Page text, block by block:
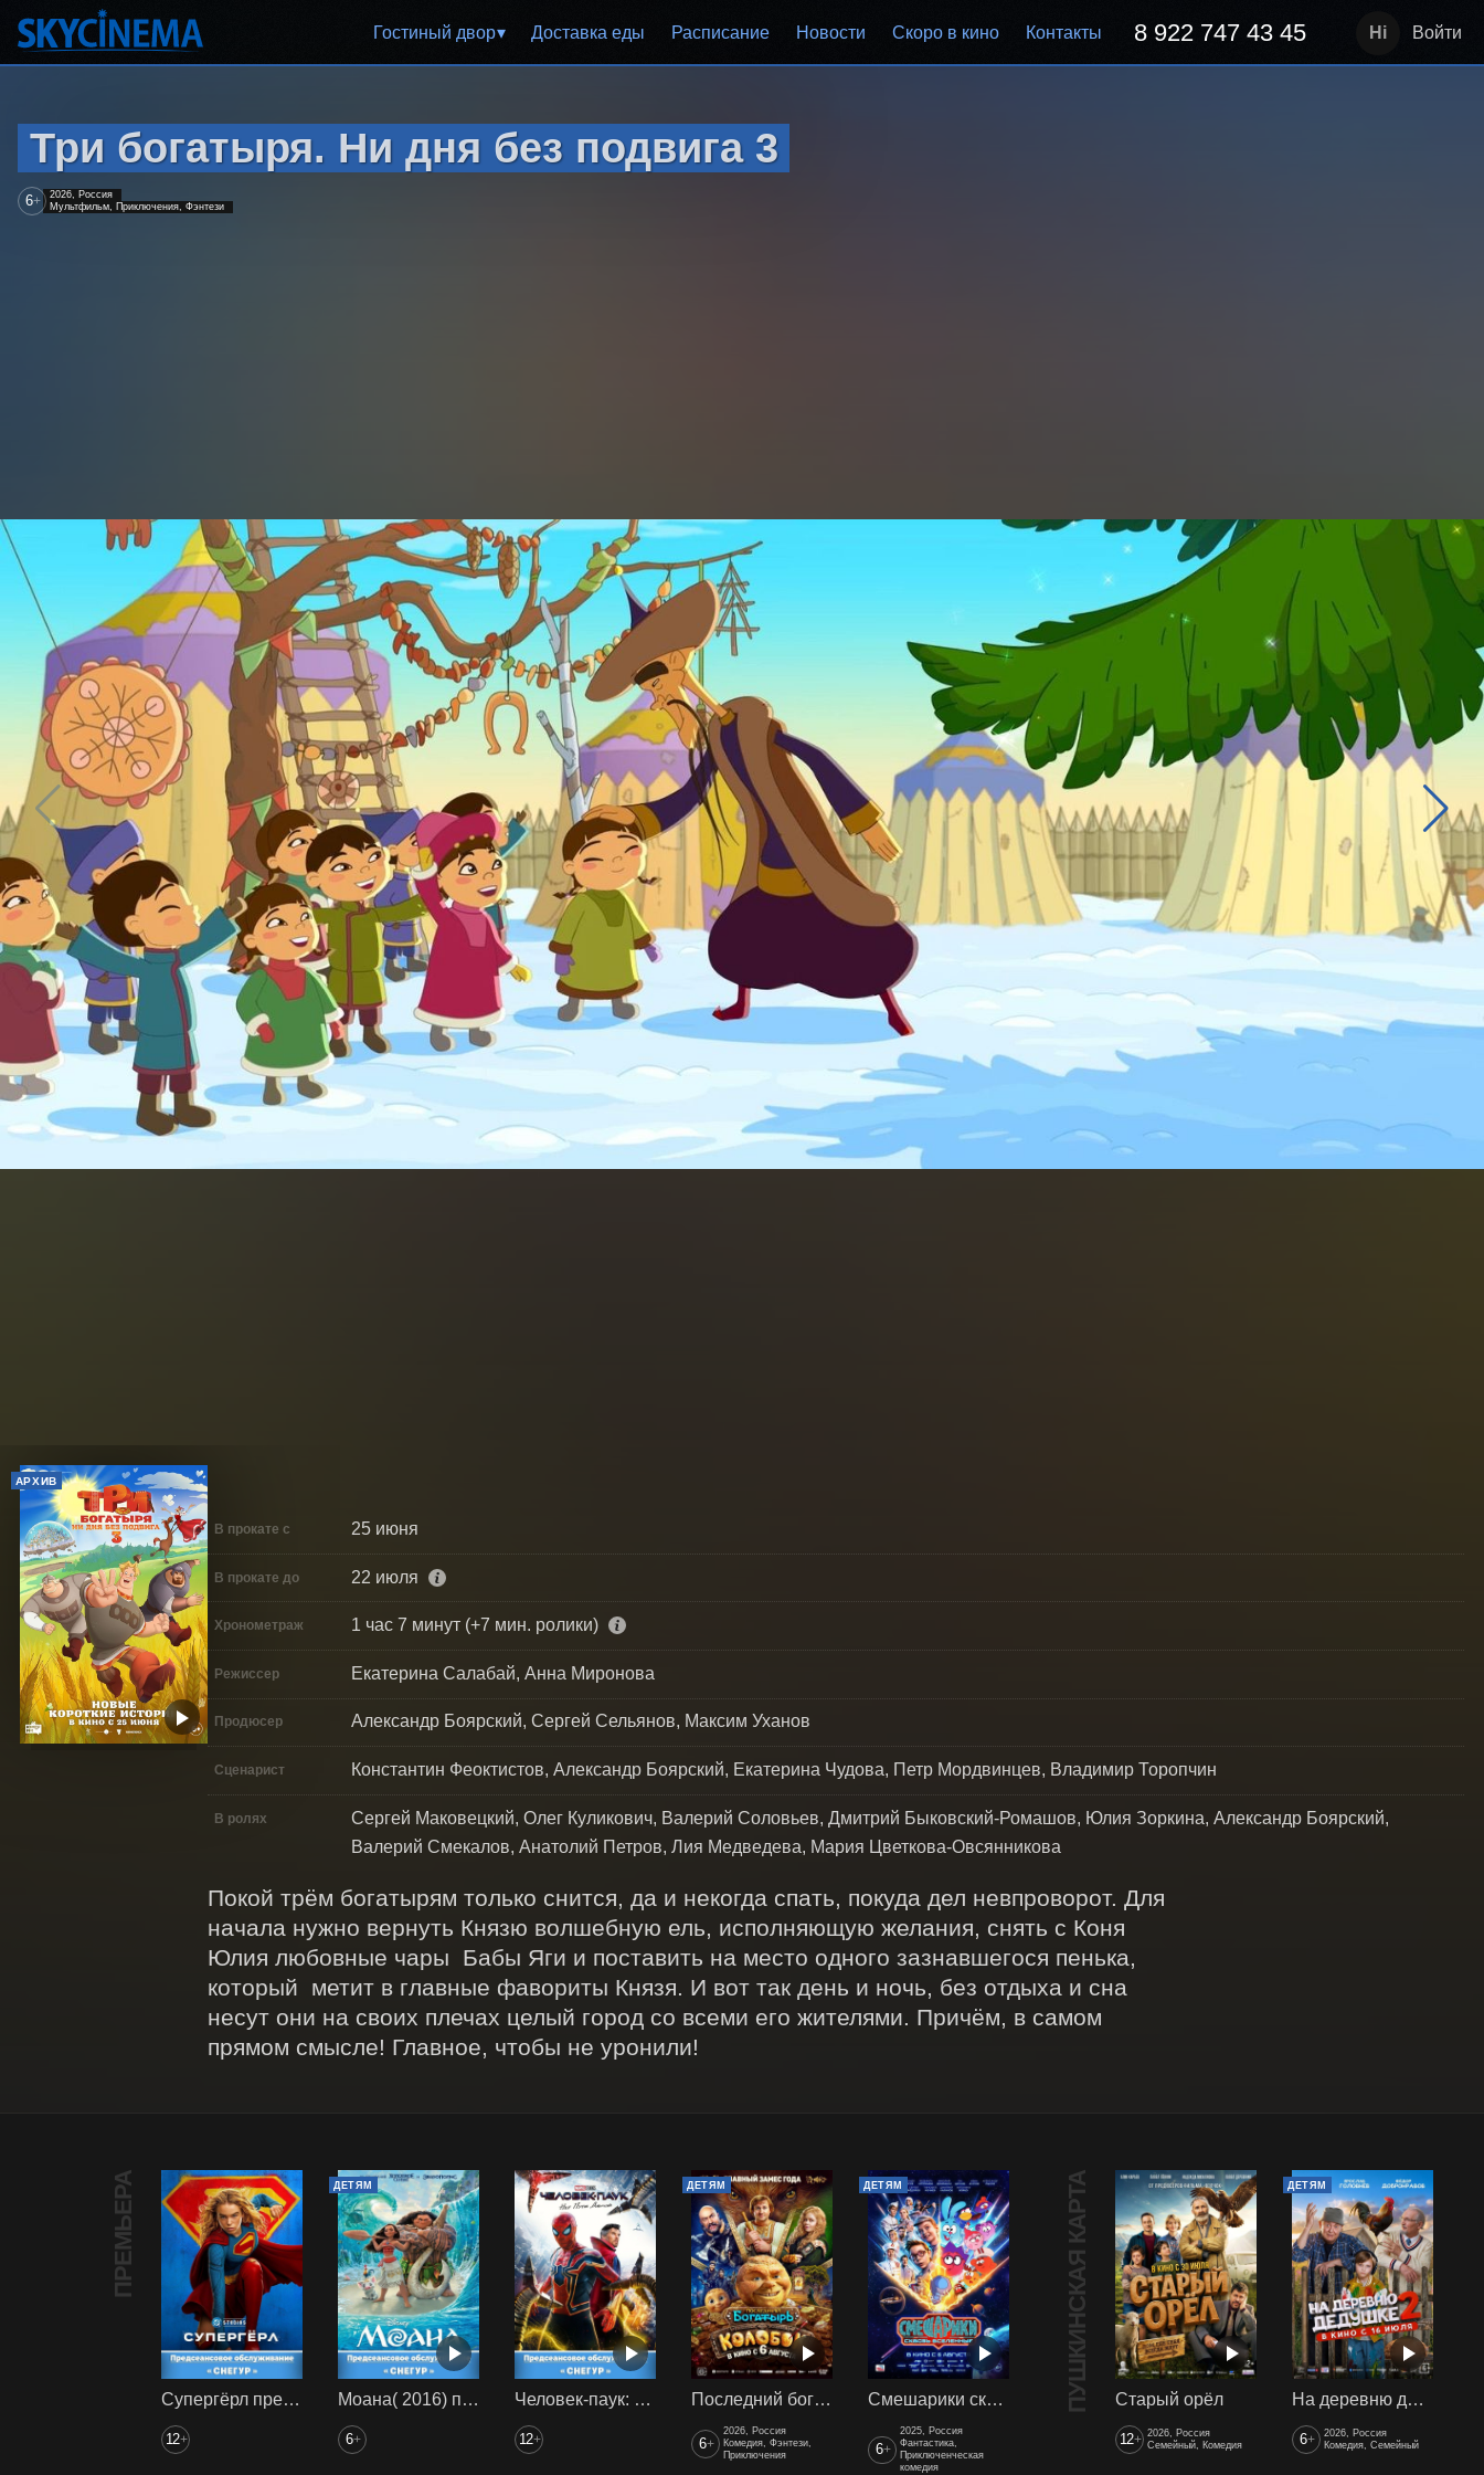
Гостиный двор Доставка еды Расписание Новости Скоро в кино Контакты 8 922 747 43 45 Войти
Три богатыря. Ни дня без подвига 3
6+
2026, Россия
Мультфильм, Приключения, Фэнтези
АРХИВ
В прокате с 25 июня
В прокате до 22 июля
Хронометраж 1 час 7 минут (+7 мин. ролики)
Режиссер Екатерина Салабай, Анна Миронова
Продюсер Александр Боярский, Сергей Сельянов, Максим Уханов
Сценарист Константин Феоктистов, Александр Боярский, Екатерина Чудова, Петр Мордвинцев, Владимир Торопчин
В ролях
Сергей Маковецкий, Олег Куликович, Валерий Соловьев, Дмитрий Быковский-Ромашов, Юлия Зоркина, Александр Боярский,
Валерий Смекалов, Анатолий Петров, Лия Медведева, Мария Цветкова-Овсянникова
Покой трём богатырям только снится, да и некогда спать, покуда дел невпроворот. Для
начала нужно вернуть Князю волшебную ель, исполняющую желания, снять с Коня
Юлия любовные чары  Бабы Яги и поставить на место одного зазнавшегося пенька,
который  метит в главные фавориты Князя. И вот так день и ночь, без отдыха и сна
несут они на своих плечах целый город со всеми его жителями. Причём, в самом
прямом смысле! Главное, чтобы не уронили!
ПРЕМЬЕРА
Супергёрл предс. обсл. Снегур
12+
ДЕТЯМ
Моана( 2016) предс. обсл. Снегур
6+
Человек-паук: Нет пути домой (2021) предс. обсл. Снегур
12+
ДЕТЯМ
Последний богатырь. Колобок
6+
2026, Россия
Комедия, Фэнтези,
Приключения
ДЕТЯМ
Смешарики сквозь вселенные
6+
2025, Россия
Фантастика,
Приключенческая
комедия
ПУШКИНСКАЯ КАРТА Старый орёл
12+ 2026, Россия
Семейный, Комедия
ДЕТЯМ
На деревню дедушке 2
6+
2026, Россия
Комедия, Семейный